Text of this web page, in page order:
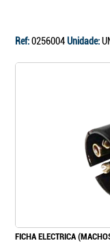
Ref:0256004Unidade:
FICHA ELECTRICA